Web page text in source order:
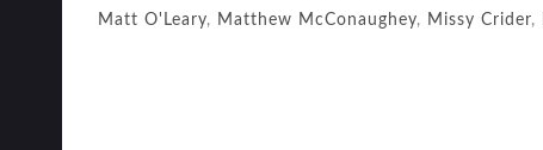
Matt O'Leary, Matthew McConaughey, Missy Crider,